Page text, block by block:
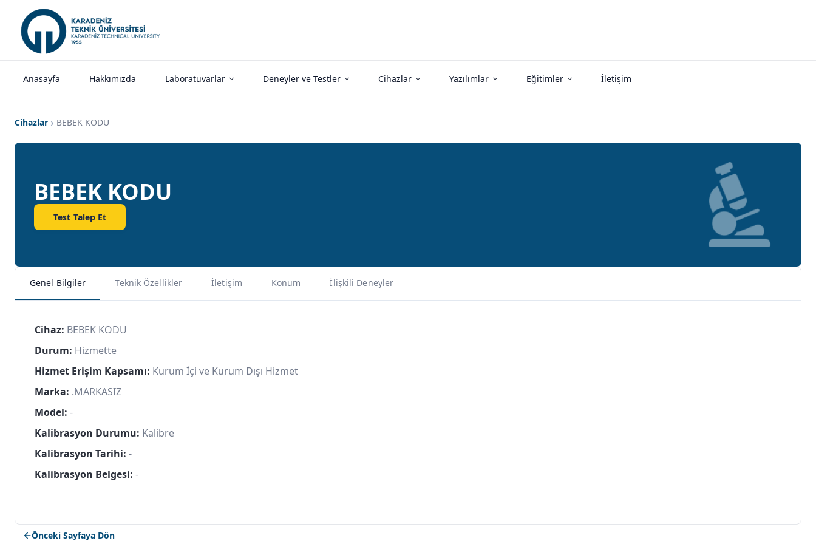
Anasayfa Hakkımızda Laboratuvarlar Deneyler ve Testler Cihazlar Yazılımlar Eğitimler İletişim
Cihazlar BEBEK KODU
BEBEK KODU
Test Talep Et
Genel Bilgiler Teknik Özellikler İletişim Konum İlişkili Deneyler
Cihaz: BEBEK KODU
Durum: Hizmette
Hizmet Erişim Kapsamı: Kurum İçi ve Kurum Dışı Hizmet
Marka: .MARKASIZ
Model: -
Kalibrasyon Durumu: Kalibre
Kalibrasyon Tarihi: -
Kalibrasyon Belgesi: -
Önceki Sayfaya Dön